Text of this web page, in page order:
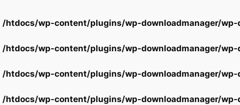
/htdocs/wp-content/plugins/wp-downloadmanager/wp-
/htdocs/wp-content/plugins/wp-downloadmanager/wp-
/htdocs/wp-content/plugins/wp-downloadmanager/wp-
/htdocs/wp-content/plugins/wp-downloadmanager/wp-